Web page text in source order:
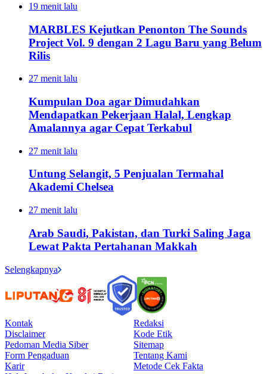
19 menit lalu
MARBLES Kejutkan Penonton The Sounds
Project Vol. 9 dengan 2 Lagu Baru yang Belum
Rilis
27 menit lalu
Kumpulan Doa agar Dimudahkan
Mendapatkan Pekerjaan Halal, Lengkap
Amalannya agar Cepat Terkabul
27 menit lalu
Untung Selangit, 5 Penjualan Termahal
Akademi Chelsea
27 menit lalu
Arab Saudi, Pakistan, dan Turki Saling Jaga
Lewat Pakta Pertahanan Makkah
Selengkapnya
Kontak
Redaksi
Disclaimer
Kode Etik
Pedoman Media Siber
Sitemap
Form Pengaduan
Tentang Kami
Karir
Metode Cek Fakta